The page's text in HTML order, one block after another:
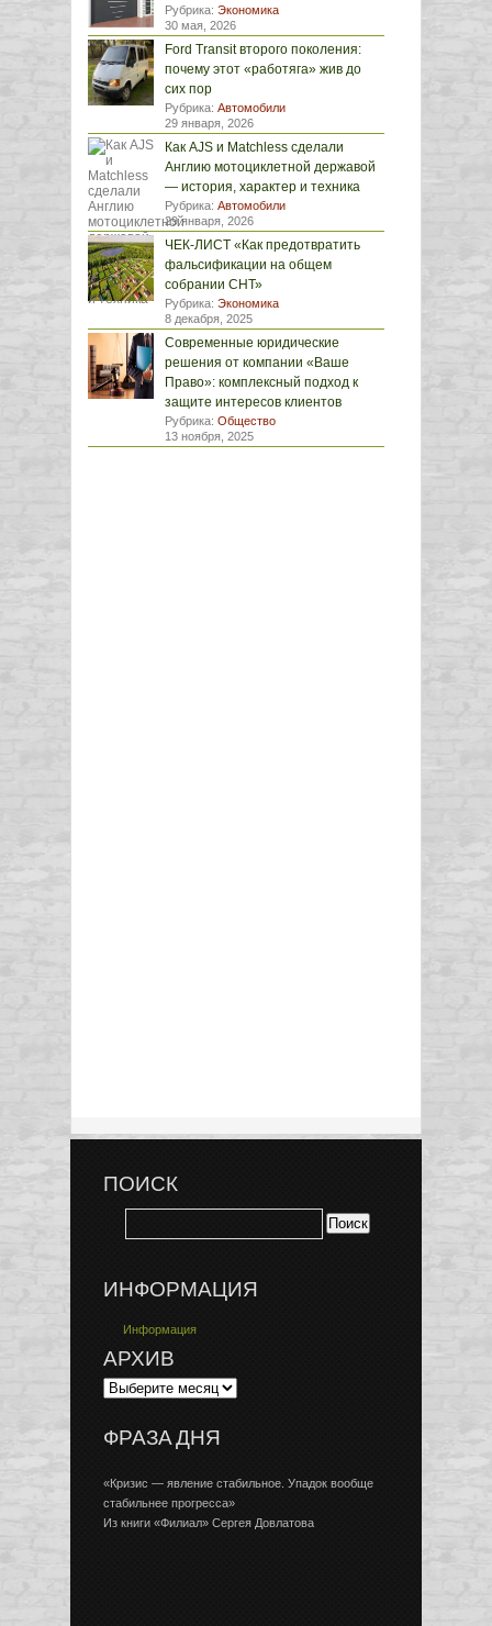
Рубрика: Экономика
30 мая, 2026
Ford Transit второго поколения:
почему этот «работяга» жив до
сих пор
Рубрика: Автомобили
29 января, 2026
Как AJS и Matchless сделали
Англию мотоциклетной державой
— история, характер и техника
Рубрика: Автомобили
29 января, 2026
ЧЕК-ЛИСТ «Как предотвратить
фальсификации на общем
собрании СНТ»
Рубрика: Экономика
8 декабря, 2025
Современные юридические
решения от компании «Ваше
Право»: комплексный подход к
защите интересов клиентов
Рубрика: Общество
13 ноября, 2025
ПОИСК
ИНФОРМАЦИЯ
Информация
АРХИВ
ФРАЗА ДНЯ
«Кризис — явление стабильное. Упадок вообще
стабильнее прогресса»
Из книги «Филиал» Сергея Довлатова